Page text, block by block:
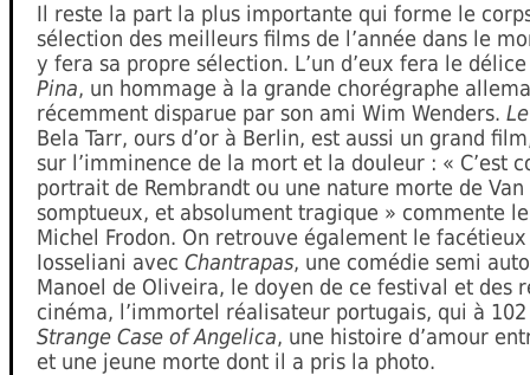
Il reste la part la plus importante qui forme le
sélection des meilleurs films de l’année dans le
y fera sa propre sélection. L’un d’eux fera le
Pina, un hommage à la grande chorégraphe
récemment disparue par son ami Wim Wenders.
Bela Tarr, ours d’or à Berlin, est aussi un grand
sur l’imminence de la mort et la douleur : « C’est
portrait de Rembrandt ou une nature morte de Van
somptueux, et absolument tragique » commente
Michel Frodon. On retrouve également le
Iosseliani avec Chantrapas, une comédie semi
Manoel de Oliveira, le doyen de ce festival et des
cinéma, l’immortel réalisateur portugais, qui à
Strange Case of Angelica, une histoire d’amour
et une jeune morte dont il a pris la photo.